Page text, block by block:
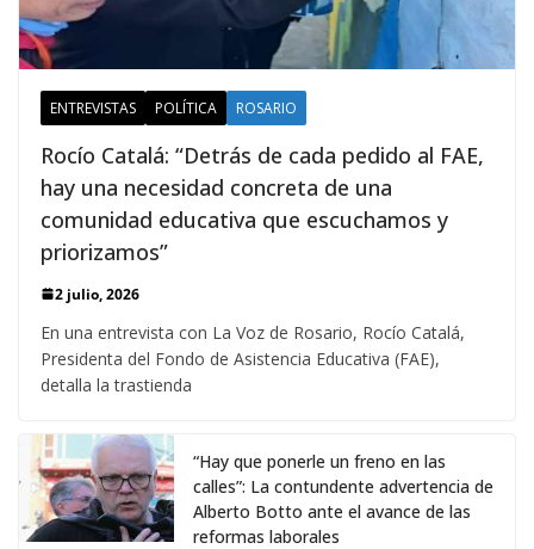
ENTREVISTAS POLÍTICA ROSARIO
Rocío Catalá: “Detrás de cada pedido al FAE,
hay una necesidad concreta de una
comunidad educativa que escuchamos y
priorizamos”
2 julio, 2026
En una entrevista con La Voz de Rosario, Rocío Catalá,
Presidenta del Fondo de Asistencia Educativa (FAE),
detalla la trastienda
“Hay que ponerle un freno en las
calles”: La contundente advertencia de
Alberto Botto ante el avance de las
reformas laborales